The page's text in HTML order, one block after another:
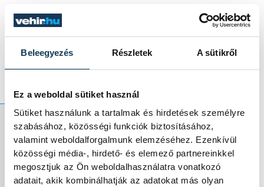
Beleegyezés Részletek A sütikről
Ez a weboldal sütiket használ
Sütiket használunk a tartalmak és hirdetések személyre
szabásához, közösségi funkciók biztosításához,
valamint weboldalforgalmunk elemzéséhez. Ezenkívül
közösségi média-, hirdető- és elemező partnereinkkel
megosztjuk az Ön weboldalhasználatra vonatkozó
adatait, akik kombinálhatják az adatokat más olyan
ezzel az időponttal számolnak, de őszig
még változhat a helyzet, amely annak is
engedhetnek majd be a csarnokba.
A végleges döntést
legkésőbb október